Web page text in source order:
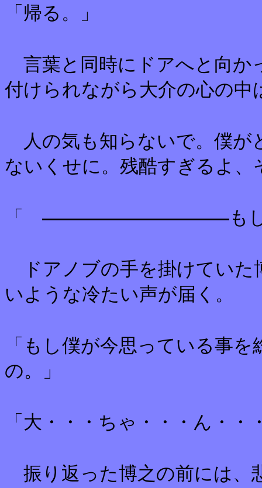
「帰る。」
言葉と同時にドアへと向か
付けられながら大介の心の中
人の気も知らないで。僕が
ないくせに。残酷すぎるよ、
「 も
ドアノブの手を掛けていた
いような冷たい声が届く。
「もし僕が今思っている事
の。」
「大・・・ちゃ・・・ん・・
振り返った博之の前には、